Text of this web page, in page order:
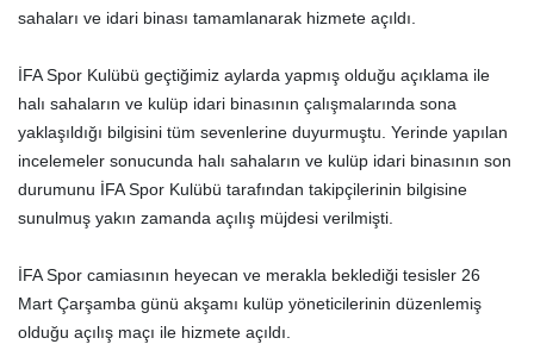
sahaları ve idari binası tamamlanarak hizmete açıldı.
İFA Spor Kulübü geçtiğimiz aylarda yapmış olduğu açıklama ile
halı sahaların ve kulüp idari binasının çalışmalarında sona
yaklaşıldığı bilgisini tüm sevenlerine duyurmuştu. Yerinde yapılan
incelemeler sonucunda halı sahaların ve kulüp idari binasının son
durumunu İFA Spor Kulübü tarafından takipçilerinin bilgisine
sunulmuş yakın zamanda açılış müjdesi verilmişti.
İFA Spor camiasının heyecan ve merakla beklediği tesisler 26
Mart Çarşamba günü akşamı kulüp yöneticilerinin düzenlemiş
olduğu açılış maçı ile hizmete açıldı.